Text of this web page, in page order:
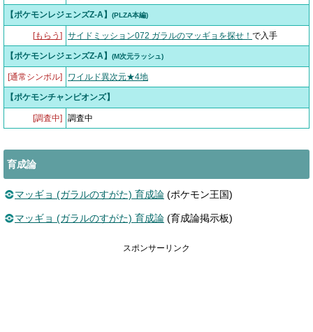
【ポケモンレジェンズZ-A】 (PLZA本編)
[もらう ] サイドミッション072 ガラルのマッギョを探せ！ で入手
【ポケモンレジェンズZ-A】 (M次元ラッシュ)
[通常シンボル] ワイルド異次元★4地
【ポケモンチャンピオンズ】
[調査中] 調査中
育成論
マッギョ (ガラルのすがた) 育成論 (ポケモン王国)
マッギョ (ガラルのすがた) 育成論 (育成論掲示板)
スポンサーリンク